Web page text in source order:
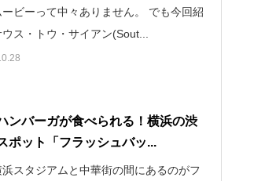
ービーって中々ありません。 でも今回紹
ス・トウ・サイアン(Sout...
ンバーガが食べられる！横浜の渋
ポット「フラッシュバッ...
浜スタジアムと中華街の間にあるのがフ